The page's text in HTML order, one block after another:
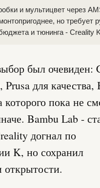
и мультицвет через
но требует
и тюнинга - Creality
был очевиден:
для качества,
которого пока не
Bambu Lab -
догнал по
K, но сохранил